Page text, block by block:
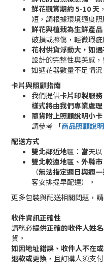
鮮花觀賞期約 5-10 天
短，請根據環境適度照
鮮花與植栽為生鮮產品
破損或擦傷，輕微瑕
花材供貨浮動大，如
設計的完整性與美感
如遇花器數量不足情
卡片與照顧指南
我們提供卡片印製服務
樣式將由我們專業處理
隨貨附上照顧說明小卡
請參考 「商品照顧說明
配送方式
雙北鄰近地區 ：當天以
雙北較遠地區、外縣市
（無法指定週日與週一
客安排提早配達）。
更多包裝與配送相關問題，
收件資訊正確性
請務必提供正確的收件人姓
貨。
如因地址錯誤、收件人不在
退款或更換 ，且訂購人須支